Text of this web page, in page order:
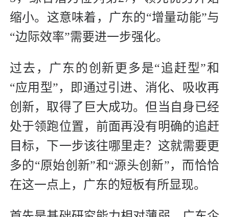
缩小。这意味着，广东的“增量动能”与
“边际效率”需要进一步强化。
过去，广东的创新更多是“追赶型”和
“应用型”，即通过引进、消化、吸收再
创新，取得了巨大成功。但当自身已经
处于领跑位置，前面再没有明确的追赶
目标，下一步该往哪里走？这就需要更
多的“原始创新”和“源头创新”，而恰恰
在这一点上，广东的短板有所显现。